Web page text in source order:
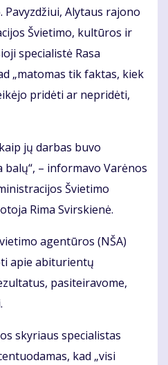
Alytaus rajono
Švietimo, kultūros ir
specialistė Rasa
„matomas tik faktas, kiek
pridėti ar nepridėti,
jų darbas buvo
– informavo Varėnos
Švietimo
Rima Svirskienė.
agentūros (NŠA)
apie abiturientų
pasiteiravome,
skyriaus specialistas
kad „visi